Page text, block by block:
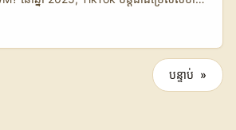
ែងរក។ នៅឆ្នាំ 2025, trend-marketing
ចង់ ROI នឹង measurable outcomes
ជាងកើតបង្ហាញតែ likes។ អត្ថបទពី
រកឃើញថា performance-first
ធផលធំដោយមិនចាំបាច់យក mega-influencers
ទាក់ទងម៉ាក Uruguayan មិនមែនគ្រាន់តែផ្ញើ
(Regalos LIVE, diamantes, Fondo
ប្រពៃណី​មូលដ្ឋាន​របស់ម៉ាក Uruguay (local
បន្ទាប់ »